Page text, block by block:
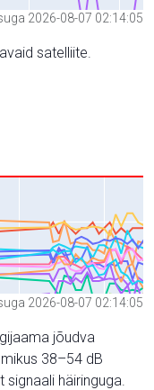
2026-08-07 02:14:05
satelliite.
2026-08-07 02:14:05
jõudva
38–54 dB
häiringuga.